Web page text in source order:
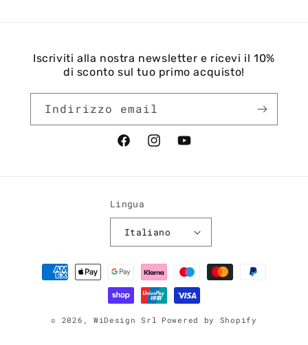
Iscriviti alla nostra newsletter e ricevi il 10%
di sconto sul tuo primo acquisto!
Indirizzo email
FacebookInstagramYouTube
Lingua
Italiano
Metodi
© 2026, WiDesign Srl Powered by Shopify